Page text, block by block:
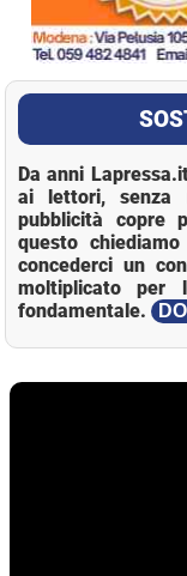
Da anni
ai lettori, senza
pubblicità copre
questo
concederci un
moltiplicato
fondamentale.